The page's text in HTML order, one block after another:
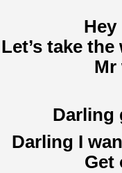
Hey
Let’s take
Mr
Darling
Darling I
Get